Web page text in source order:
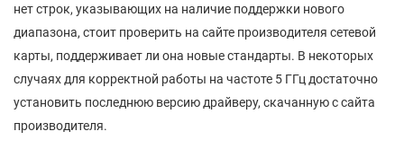
нет строк, указывающих на наличие поддержки нового
диапазона, стоит проверить на сайте производителя сетевой
карты, поддерживает ли она новые стандарты. В некоторых
случаях для корректной работы на частоте 5 ГГц достаточно
установить последнюю версию драйверу, скачанную с сайта
производителя.